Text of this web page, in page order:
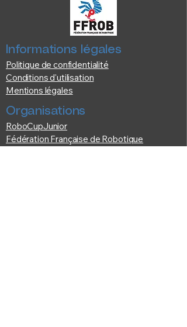
Informations légales
Politique de confidentialité
Conditions d'utilisation
Mentions légales
Organisations
RoboCupJunior
Fédération Française de Robotique